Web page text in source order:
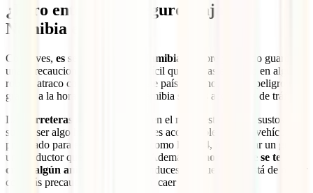
¿Pero entonces es seguro viajar a
Namibia en 2025?
Como ves, es seguro viajar a Namibia
siempre y cuando guardes
unas precauciones básicas. Es difícil que te veas envuelto en algún
robo o atraco con violencia en este país africano, pero el peligro más
grande a la hora de viajar por Namibia son los accidentes de tráfico.
Las
carreteras
no están siempre en el mejor estado y los sustos
suelen ser algo habitual. Por ello, es aconsejable ir en un vehículo
preparado para este tipo de vías, como los
4×4, o contratar un guía o
un conductor que sepa moverse. Además,
es normal que se te
cruce algún animal
mientras conduces, así que nunca está de más ir
con más precaución, sobre todo al caer el sol.